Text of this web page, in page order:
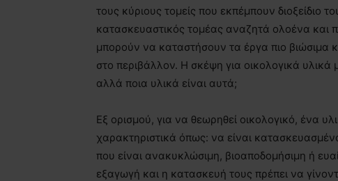
τους κύριους τομείς που εκπέμπουν διοξείδιο
κατασκευαστικός τομέας αναζητά ολοένα και
μπορούν να καταστήσουν τα έργα πιο βιώσιμα
στο περιβάλλον. Η σκέψη για οικολογικά
αλλά ποια υλικά είναι αυτά;
Εξ ορισμού, για να θεωρηθεί οικολογικό, ένα
χαρακτηριστικά όπως: να είναι
που είναι ανακυκλώσιμη, βιοαποδομήσιμη ή
εξαγωγή και η κατασκευή τους πρέπει να